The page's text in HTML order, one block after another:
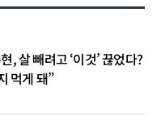
, 살 빼려고 ‘이것’ 끊었다?
먹게 돼”